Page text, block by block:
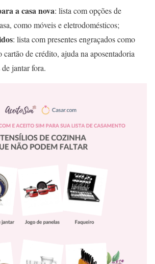
a casa nova: lista com opções de
como móveis e eletrodomésticos;
: lista com presentes engraçados como
cartão de crédito, ajuda na aposentadoria
jantar fora.